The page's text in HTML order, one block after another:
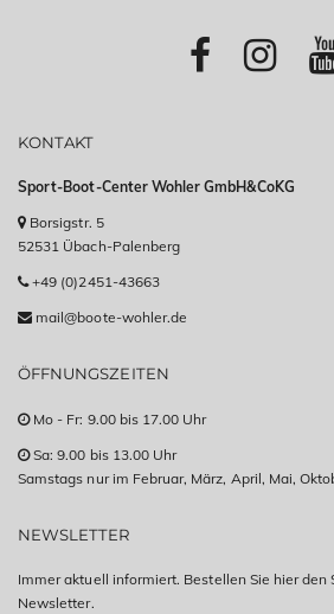
KONTAKT
Sport-Boot-Center Wohler GmbH&CoKG
Borsigstr. 5
52531 Übach-Palenberg
+49 (0)2451-43663
mail@boote-wohler.de
ÖFFNUNGSZEITEN
Mo - Fr: 9.00 bis 17.00 Uhr
Sa: 9.00 bis 13.00 Uhr
Samstags nur im Februar, März, April, Mai,
NEWSLETTER
Immer aktuell informiert. Bestellen Sie hier
Newsletter.